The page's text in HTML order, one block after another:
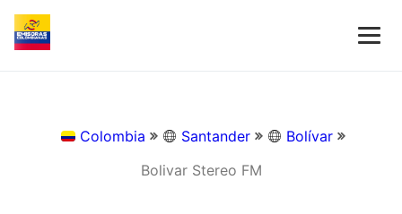
Colombia Santander
Bolívar
Bolivar Stereo FM